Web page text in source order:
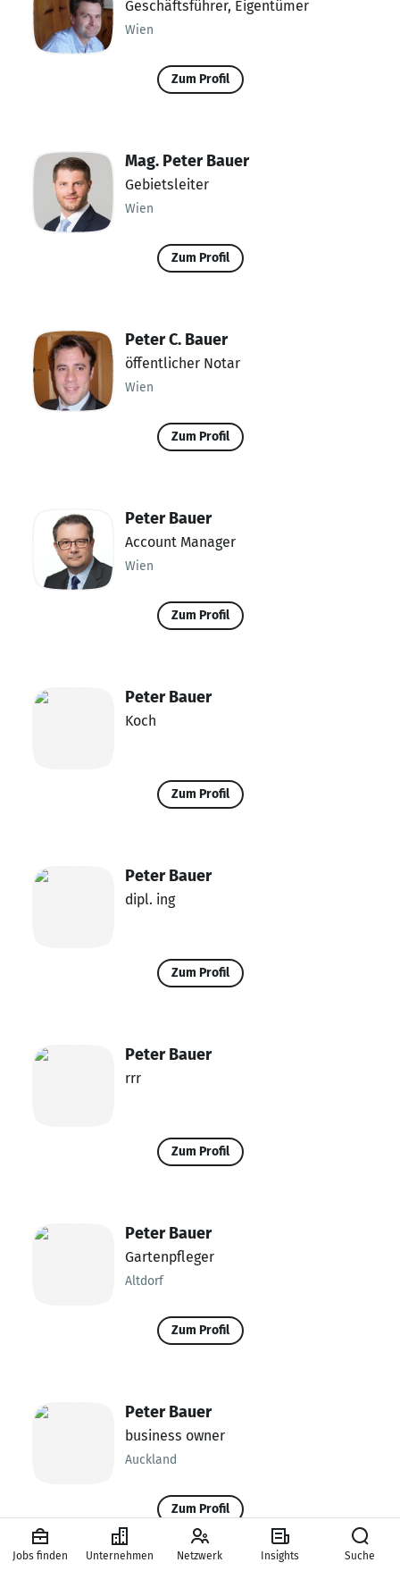
Geschäftsführer, Eigentümer
Wien
Zum Profil
Mag. Peter Bauer
Gebietsleiter
Wien
Zum Profil
Peter C. Bauer
öffentlicher Notar
Wien
Zum Profil
Peter Bauer
Account Manager
Wien
Zum Profil
Peter Bauer
Koch
Zum Profil
Peter Bauer
dipl. ing
Zum Profil
Peter Bauer
rrr
Zum Profil
Peter Bauer
Gartenpfleger
Altdorf
Zum Profil
Peter Bauer
business owner
Auckland
Zum Profil
Jobs finden Unternehmen Netzwerk Insights Suche